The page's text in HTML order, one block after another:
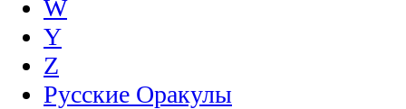
W
Y
Z
Русские Оракулы